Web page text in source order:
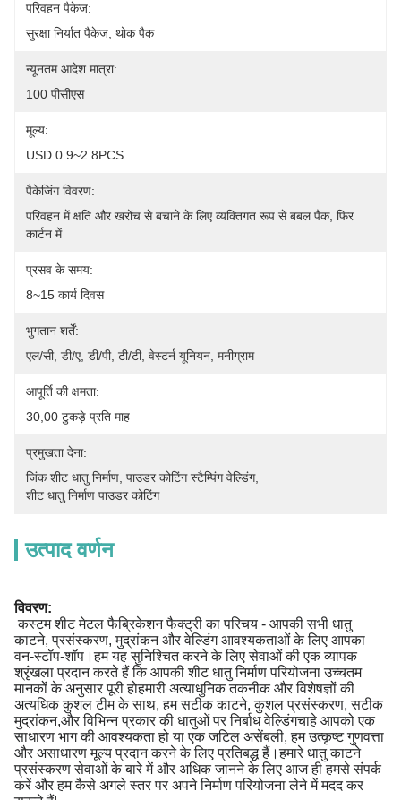
परिवहन पैकेज:
सुरक्षा निर्यात पैकेज, थोक पैक
न्यूनतम आदेश मात्रा:
100 पीसीएस
मूल्य:
USD 0.9~2.8PCS
पैकेजिंग विवरण:
परिवहन में क्षति और खरोंच से बचाने के लिए व्यक्तिगत रूप से बबल पैक, फिर
कार्टन में
प्रसव के समय:
8~15 कार्य दिवस
भुगतान शर्तें:
एल/सी, डी/ए, डी/पी, टी/टी, वेस्टर्न यूनियन, मनीग्राम
आपूर्ति की क्षमता:
30,00 टुकड़े प्रति माह
प्रमुखता देना:
जिंक शीट धातु निर्माण पाउडर कोटिंग स्टैम्पिंग वेल्डिंग,
शीट धातु निर्माण पाउडर कोटिंग
उत्पाद वर्णन
विवरण:
कस्टम शीट मेटल फैब्रिकेशन फैक्ट्री का परिचय - आपकी सभी धातु
काटने, प्रसंस्करण, मुद्रांकन और वेल्डिंग आवश्यकताओं के लिए आपका
वन-स्टॉप-शॉप।हम यह सुनिश्चित करने के लिए सेवाओं की एक व्यापक
श्रृंखला प्रदान करते हैं कि आपकी शीट धातु निर्माण परियोजना उच्चतम
मानकों के अनुसार पूरी होहमारी अत्याधुनिक तकनीक और विशेषज्ञों की
अत्यधिक कुशल टीम के साथ, हम सटीक काटने, कुशल प्रसंस्करण, सटीक
मुद्रांकन,और विभिन्न प्रकार की धातुओं पर निर्बाध वेल्डिंगचाहे आपको एक
साधारण भाग की आवश्यकता हो या एक जटिल असेंबली, हम उत्कृष्ट गुणवत्ता
और असाधारण मूल्य प्रदान करने के लिए प्रतिबद्ध हैं।हमारे धातु काटने
प्रसंस्करण सेवाओं के बारे में और अधिक जानने के लिए आज ही हमसे संपर्क
करें और हम कैसे अगले स्तर पर अपने निर्माण परियोजना लेने में मदद कर